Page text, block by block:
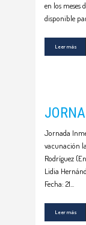
en los meses
disponible
Leer más
Jornada
vacunación
Rodríguez
Lidia
Fecha: 21
Leer más